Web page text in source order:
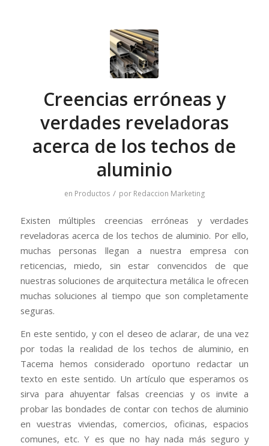
Creencias erróneas y
verdades reveladoras
acerca de los techos de
aluminio
en Productos / por Redaccion Marketing
Existen múltiples creencias erróneas y verdades
reveladoras acerca de los techos de aluminio. Por ello,
muchas personas llegan a nuestra empresa con
reticencias, miedo, sin estar convencidos de que
nuestras soluciones de arquitectura metálica le ofrecen
muchas soluciones al tiempo que son completamente
seguras.
En este sentido, y con el deseo de aclarar, de una vez
por todas la realidad de los techos de aluminio, en
Tacema hemos considerado oportuno redactar un
texto en este sentido. Un artículo que esperamos os
sirva para ahuyentar falsas creencias y os invite a
probar las bondades de contar con techos de aluminio
en vuestras viviendas, comercios, oficinas, espacios
comunes, etc. Y es que no hay nada más seguro y